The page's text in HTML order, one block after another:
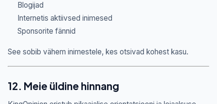
Blogijad
Internetis aktiivsed inimesed
Sponsorite fännid
See sobib vähem inimestele, kes otsivad kohest kasu.
12. Meie üldine hinnang